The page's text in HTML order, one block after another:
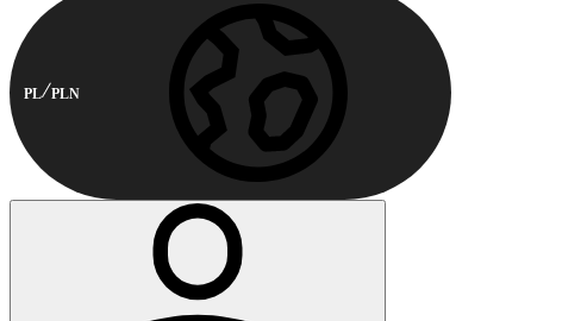
PL PLN